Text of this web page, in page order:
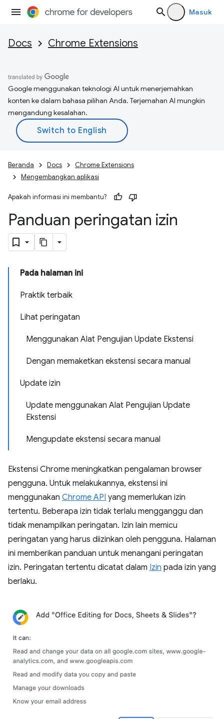
Masuk
Docs Chrome Extensions
Google menggunakan teknologi AI untuk menerjemahkan
konten ke dalam bahasa pilihan Anda. Terjemahan AI mungkin
mengandung kesalahan.
Beranda Docs
Chrome Extensions
Mengembangkan aplikasi
Apakah informasi ini membantu?
Panduan peringatan izin
Pada halaman ini
Praktik terbaik
Lihat peringatan
Menggunakan Alat Pengujian Update Ekstensi
Dengan memaketkan ekstensi secara manual
Update izin
Update menggunakan Alat Pengujian Update
Ekstensi
Mengupdate ekstensi secara manual
Ekstensi Chrome meningkatkan pengalaman browser
pengguna. Untuk melakukannya, ekstensi ini
menggunakan Chrome API yang memerlukan izin
tertentu. Beberapa izin tidak terlalu mengganggu dan
tidak menampilkan peringatan. Izin lain memicu
peringatan yang harus diizinkan oleh pengguna. Halaman
ini memberikan panduan untuk menangani peringatan
izin. Peringatan tertentu dicatat dalam Izin pada izin yang
berlaku.